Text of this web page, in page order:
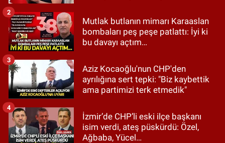
Mutlak butlanın mimarı Karaaslan
bombaları peş peşe patlattı: İyi ki
bu davayı açtım…
2
Aziz Kocaoğlu'nun CHP'den
ayrılığına sert tepki: "Biz kaybettik
ama partimizi terk etmedik"
3
İzmir’de CHP’li eski ilçe başkanı
isim verdi, ateş püskürdü: Özel,
Ağbaba, Yücel…
4